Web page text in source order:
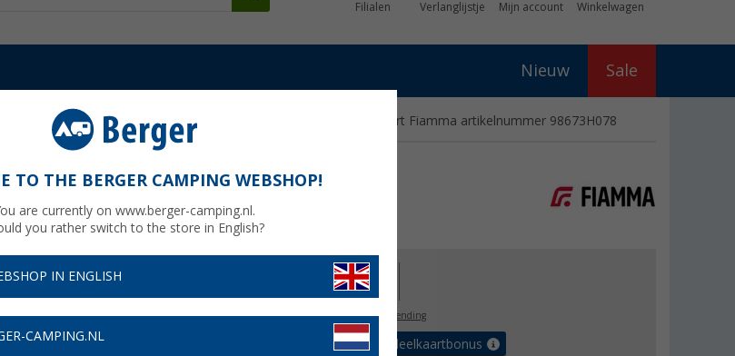
Filialen Verlanglijstje Mijn account Winkelwagen
Nieuw Sale
luifels Fiamma voorpaneel 230 voor Fiamma F45S diepzwart Fiamma artikelnummer 98673H078
Fiamma artikelnummer
€ 146,00
Prijzen incl. BTWgratis verzending
€ met de voordeelkaartbonus
TO THE BERGER CAMPING WEBSHOP!
are currently on www.berger-camping.nl.
you rather switch to the store in English?
IN ENGLISH
CAMPING.NL